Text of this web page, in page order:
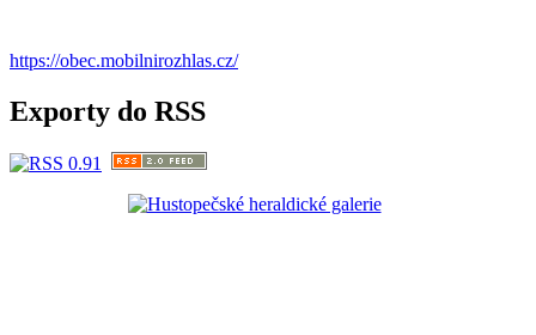
https://obec.mobilnirozhlas.cz/
Exporty do RSS